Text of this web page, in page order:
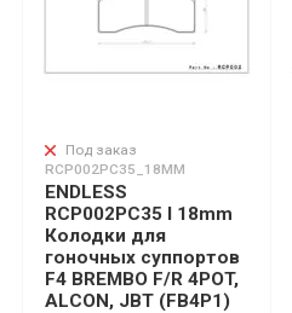
Под заказ
RCP002PC35_18MM
ENDLESS
RCP002PC35 I 18mm
Колодки для
гоночных суппортов
F4 BREMBO F/R 4POT,
ALCON, JBT (FB4P1)